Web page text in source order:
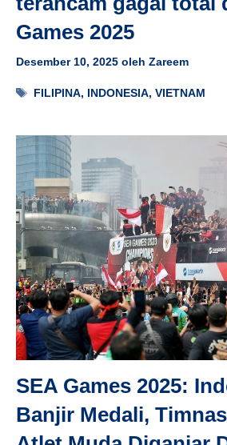
Games 2025
Desember 10, 2025 oleh Zareem
Tag
FILIPINA, INDONESIA,VIETNAM
SEA Games 2025:
Banjir Medali,